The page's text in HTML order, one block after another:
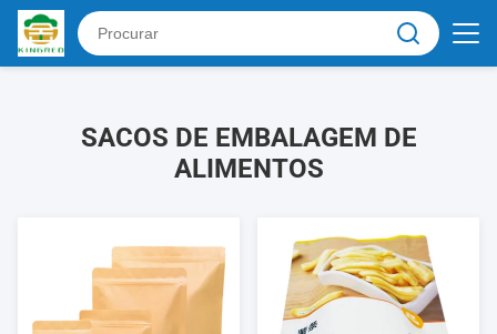
SACOS DE EMBALAGEM DE
ALIMENTOS